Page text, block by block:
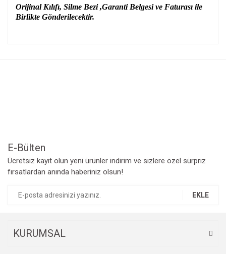
Orijinal Kılıfı, Silme Bezi ,Garanti Belgesi ve Faturası ile
Birlikte Gönderilecektir.
E-Bülten
Ücretsiz kayıt olun yeni ürünler indirim ve sizlere özel sürpriz
fırsatlardan anında haberiniz olsun!
EKLE
KURUMSAL